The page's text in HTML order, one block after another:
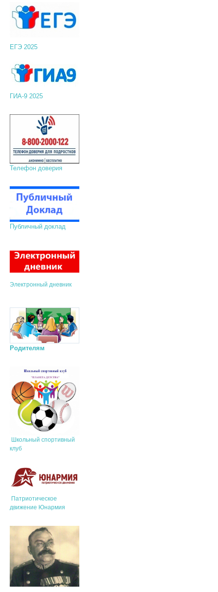
ЕГЭ 2025
ГИА-9 2025
Телефон доверия
Публичный доклад
Электронный дневник
Родителям
Школьный спортивный
клуб
Патриотическое
движение Юнармия